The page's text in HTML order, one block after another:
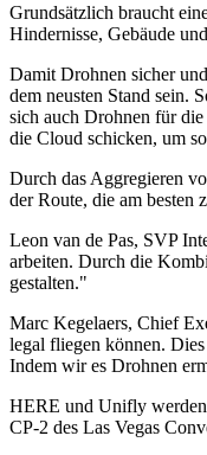
Grundsätzlich braucht
Hindernisse, Gebäude
Damit Drohnen sicher
dem neusten Stand sein.
sich auch Drohnen für
die Cloud schicken, um
Durch das Aggregieren
der Route, die am besten
Leon van de Pas, SVP
arbeiten. Durch die
gestalten."
Marc Kegelaers, Chief
legal fliegen können.
Indem wir es Drohnen
HERE und Unifly werden
CP-2 des Las Vegas